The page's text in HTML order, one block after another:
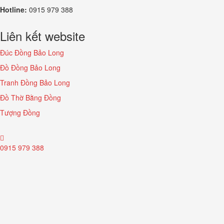
Hotline: 0915 979 388
Liên kết website
Đúc Đồng Bảo Long
Đồ Đồng Bảo Long
Tranh Đồng Bảo Long
Đồ Thờ Bằng Đồng
Tượng Đồng
0915 979 388